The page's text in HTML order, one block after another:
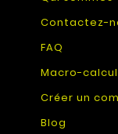
Contactez-
FAQ
Macro-
Créer un
Blog